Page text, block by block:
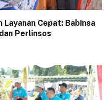
Cepat: Babinsa
Perlinsos